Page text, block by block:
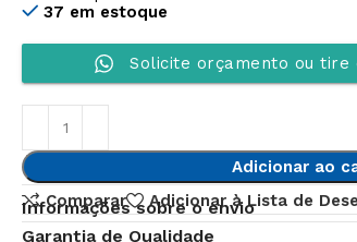
37 em estoque
Solicite orçamento ou tire
Adicionar ao
Comparar
Adicionar à Lista de
Informações sobre o envio
Garantia de Qualidade